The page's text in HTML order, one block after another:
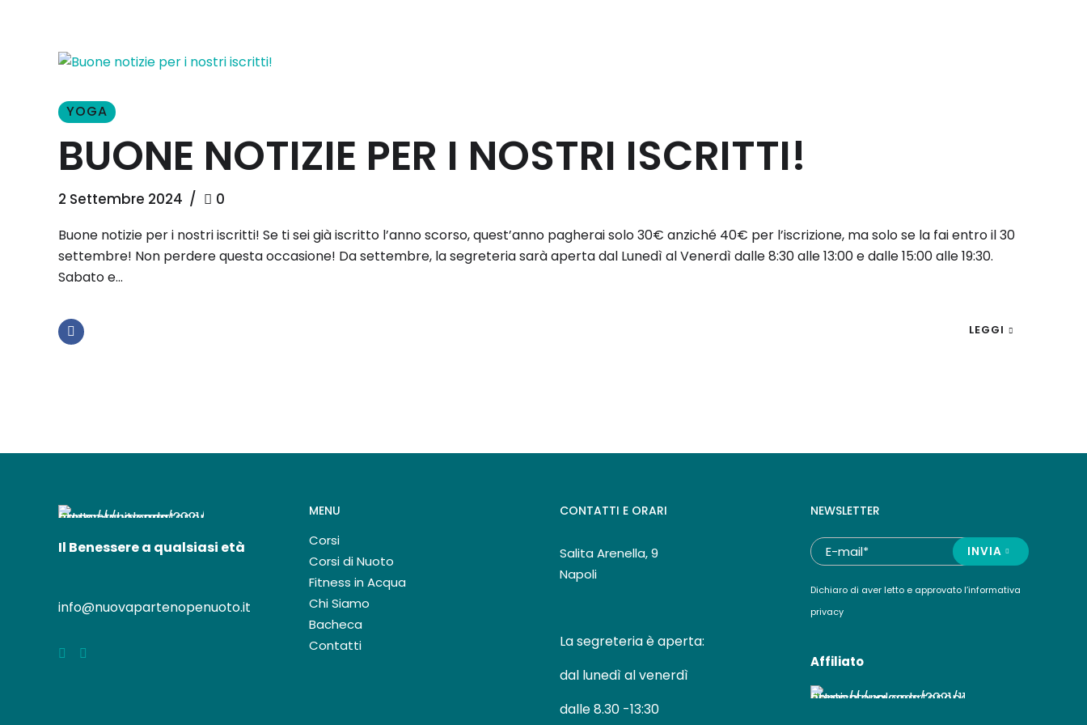
YOGA
BUONE NOTIZIE PER I NOSTRI ISCRITTI!
2 Settembre 2024 0
Buone notizie per i nostri iscritti! Se ti sei già iscritto l’anno scorso, quest’anno pagherai solo 30€ anziché 40€ per l’iscrizione, ma solo se la fai entro il 30
settembre! Non perdere questa occasione! Da settembre, la segreteria sarà aperta dal Lunedì al Venerdì dalle 8:30 alle 13:00 e dalle 15:00 alle 19:30.
Sabato e...
LEGGI
Il Benessere a qualsiasi età
info@nuovapartenopenuoto.it
MENU
Corsi
Corsi di Nuoto
Fitness in Acqua
Chi Siamo
Bacheca
Contatti
CONTATTI E ORARI
Salita Arenella, 9
Napoli
La segreteria è aperta:
dal lunedì al venerdì
dalle 8.30 -13:30
NEWSLETTER
INVIA
Dichiaro di aver letto e approvato l’informativa
privacy
Affiliato